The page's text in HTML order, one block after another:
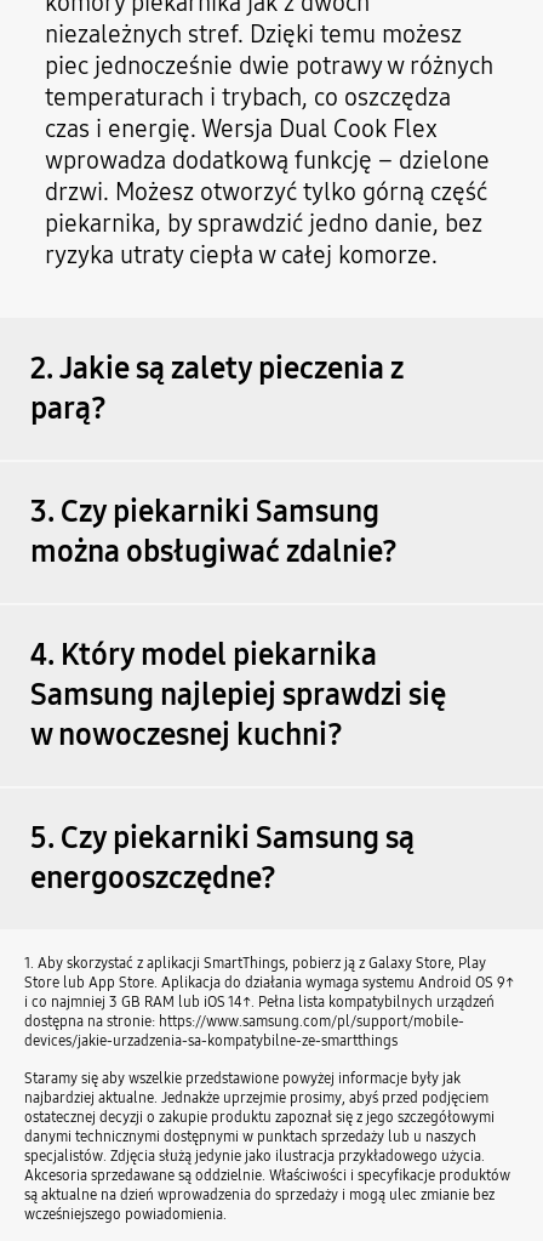
niezależnych stref. Dzięki temu możesz
piec jednocześnie dwie potrawy w różnych
temperaturach i trybach, co oszczędza
czas i energię. Wersja Dual Cook Flex
wprowadza dodatkową funkcję – dzielone
drzwi. Możesz otworzyć tylko górną część
piekarnika, by sprawdzić jedno danie, bez
ryzyka utraty ciepła w całej komorze.
2. Jakie są zalety pieczenia z
parą?
3. Czy piekarniki Samsung
można obsługiwać zdalnie?
4. Który model piekarnika
Samsung najlepiej sprawdzi się
w nowoczesnej kuchni?
5. Czy piekarniki Samsung są
energooszczędne?
1. Aby skorzystać z aplikacji SmartThings, pobierz ją z Galaxy Store, Play
Store lub App Store. Aplikacja do działania wymaga systemu Android OS 9↑
i co najmniej 3 GB RAM lub iOS 14↑. Pełna lista kompatybilnych urządzeń
dostępna na stronie: https://www.samsung.com/pl/support/mobile-
devices/jakie-urzadzenia-sa-kompatybilne-ze-smartthings
Staramy się aby wszelkie przedstawione powyżej informacje były jak
najbardziej aktualne. Jednakże uprzejmie prosimy, abyś przed podjęciem
ostatecznej decyzji o zakupie produktu zapoznał się z jego szczegółowymi
danymi technicznymi dostępnymi w punktach sprzedaży lub u naszych
specjalistów. Zdjęcia służą jedynie jako ilustracja przykładowego użycia.
Akcesoria sprzedawane są oddzielnie. Właściwości i specyfikacje produktów
są aktualne na dzień wprowadzenia do sprzedaży i mogą ulec zmianie bez
wcześniejszego powiadomienia.